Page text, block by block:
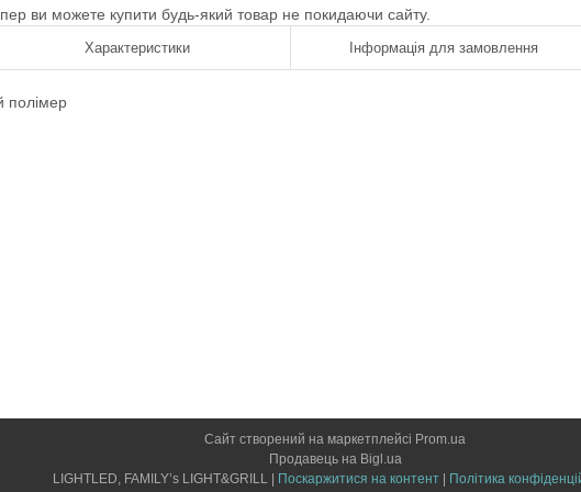
ви можете купити будь-який товар не покидаючи сайту.
Характеристики Інформація для замовлення
полімер
Сайт створений на маркетплейсі Prom.ua
Продавець на Bigl.ua
Поскаржитися на контент
Політика